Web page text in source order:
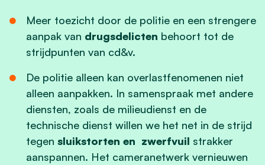
Meer toezicht door de politie en een strengere
aanpak van drugsdelicten behoort tot de
strijdpunten van cd&v.
De politie alleen kan overlastfenomenen niet
alleen aanpakken. In samenspraak met andere
diensten, zoals de milieudienst en de
technische dienst willen we het net in de strijd
tegen sluikstorten en zwerfvuil strakker
aanspannen. Het cameranetwerk vernieuwen